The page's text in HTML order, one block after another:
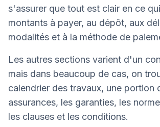
s'assurer que tout est clair en ce
montants à payer, au dépôt, aux
modalités et à la méthode de
Les autres sections varient d'un
mais dans beaucoup de cas, on
calendrier des travaux, une portion
assurances, les garanties, les
les clauses et les conditions.